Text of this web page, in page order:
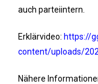
auch parteiintern.
Erklärvideo: https://
content/uploads/
Nähere